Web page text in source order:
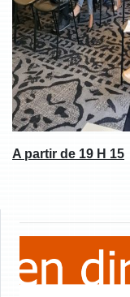
A partir de 19 H 15